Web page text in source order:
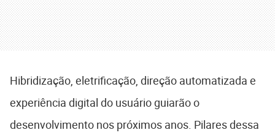
Hibridização, eletrificação, direção automatizada e
experiência digital do usuário guiarão o
desenvolvimento nos próximos anos. Pilares dessa